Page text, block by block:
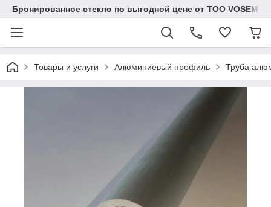
Бронированное стекло по выгодной цене от ТОО VOSEM
Товары и услуги Алюминиевый профиль Труба